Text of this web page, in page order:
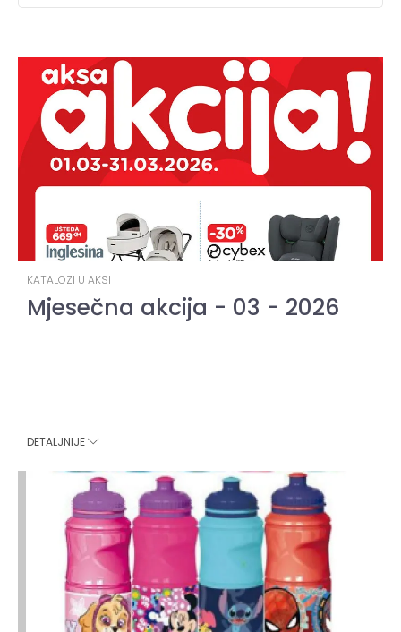
KATALOZI U AKSI
Mjesečna akcija - 03 - 2026
DETALJNIJE